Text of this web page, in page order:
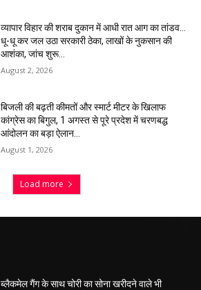
व्यापार विहार की शराब दुकान में आधी रात आग का तांडव…
धू-धू कर जल उठा सरकारी ठेका, लाखों के नुकसान की
आशंका, जांच शुरू…
August 2, 2026
बिजली की बढ़ती कीमतों और स्मार्ट मीटर के खिलाफ
कांग्रेस का बिगुल, 1 अगस्त से पूरे प्रदेश में चरणबद्ध
आंदोलन का बड़ा ऐलान…
August 1, 2026
Load more
ब्लैकमेल गैंग के साथ चोरी का सोना खरीदने वाले भी